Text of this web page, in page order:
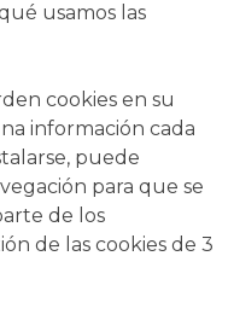
usamos las
cookies en su
información cada
puede
para que se
de los
de las cookies de 3